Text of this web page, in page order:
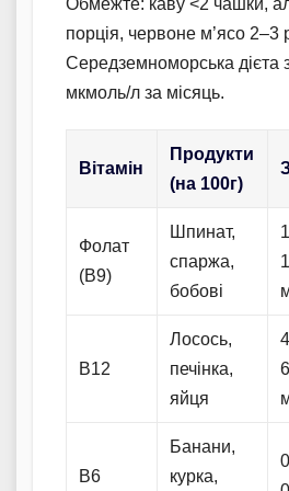
Обмежте: каву <2 чашки,
порція, червоне м’ясо 2–3
Середземноморська дієта
мкмоль/л за місяць.
Вітамін
Продукти
(на 100г)
Фолат
(B9)
Шпинат,
спаржа,
бобові
B12
Лосось,
печінка,
яйця
B6
Банани,
курка,